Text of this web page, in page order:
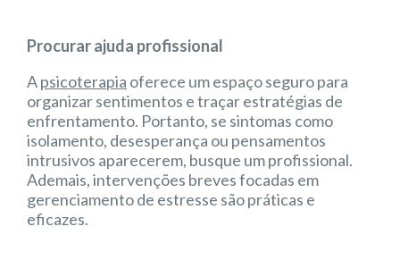
Procurar ajuda profissional
Apsicoterapia oferece um espaço seguro para
organizar sentimentos e traçar estratégias de
enfrentamento. Portanto, se sintomas como
isolamento, desesperança ou pensamentos
intrusivos aparecerem, busque um profissional.
Ademais, intervenções breves focadas em
gerenciamento de estresse são práticas e
eficazes.